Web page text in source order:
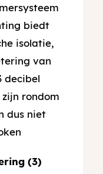
biedt
isolatie,
van
decibel
rondom
dus niet
(3)